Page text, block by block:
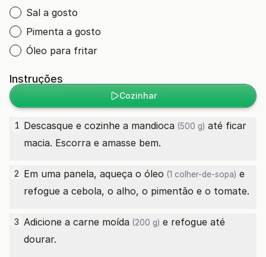
Sal a gosto
Pimenta a gosto
Óleo para fritar
Instruções
Cozinhar
1 Descasque e cozinhe a mandioca (500 g) até ficar
macia. Escorra e amasse bem.
2 Em uma panela, aqueça o óleo (1 colher-de-sopa) e
refogue a cebola, o alho, o pimentão e o tomate.
3 Adicione a carne moída (200 g) e refogue até
dourar.